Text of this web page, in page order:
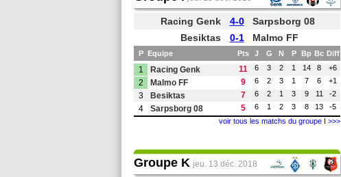
Racing Genk 4-0
Sarpsborg 08
Besiktas
0-1 Malmo FF
P Equipe Pts J G N P Bp Bc Diff
1 Racing Genk 11 6 3 2 1 14 8 +6
2 Malmo FF 9 6 2 3 1 7 6 +1
3 Besiktas 7 6 2 1 3 9 11 -2
4 Sarpsborg 08 5 6 1 2 3 8 13
-5
voir tous les matchs du groupe I >>>
Groupe K jeu. 13 déc. 2018